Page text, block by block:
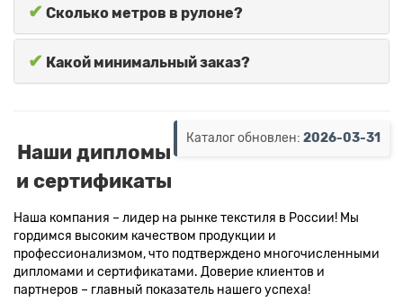
✔ Сколько метров в рулоне?
✔ Какой минимальный заказ?
Каталог обновлен: 2026-03-31
Наши дипломы
и сертификаты
Наша компания – лидер на рынке текстиля в России! Мы
гордимся высоким качеством продукции и
профессионализмом, что подтверждено многочисленными
дипломами и сертификатами. Доверие клиентов и
партнеров – главный показатель нашего успеха!